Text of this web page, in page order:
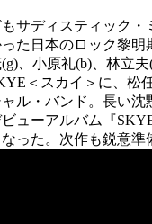
サディスティック・
た日本のロック黎明
、小原礼(b)、林立夫
＜スカイ＞に、松
ル・バンド。長い沈
ューアルバム『
った。次作も鋭意準